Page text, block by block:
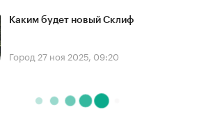
Каким будет новый Склиф
Город 27 ноя 2025, 09:20